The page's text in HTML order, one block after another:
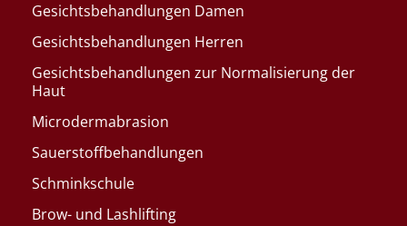
Gesichtsbehandlungen Damen
Gesichtsbehandlungen Herren
Gesichtsbehandlungen zur Normalisierung der
Haut
Microdermabrasion
Sauerstoffbehandlungen
Schminkschule
Brow- und Lashlifting